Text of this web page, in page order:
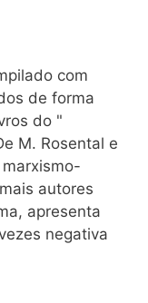
com
de forma
do "
M. Rosental e
autores
apresenta
negativa